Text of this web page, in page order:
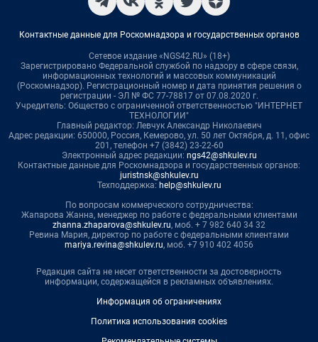
Контактные данные для Роскомнадзора и государственных органов
Сетевое издание «NGS42.RU» (18+)
Зарегистрировано Федеральной службой по надзору в сфере связи,
информационных технологий и массовых коммуникаций
(Роскомнадзор). Регистрационный номер и дата принятия решения о
регистрации - ЭЛ № ФС 77-78817 от 07.08.2020 г.
Учредитель: Общество с ограниченной ответственностью "ИНТЕРНЕТ
ТЕХНОЛОГИИ"
Главный редактор: Левчук Александр Николаевич
Адрес редакции: 650000, Россия, Кемерово, ул. 50 лет Октября, д. 11, офис
201, телефон +7 (3842) 23-22-60
Электронный адрес редакции: ngs42@shkulev.ru
Контактные данные для Роскомнадзора и государственных органов:
juristnsk@shkulev.ru
Техподдержка: help@shkulev.ru
По вопросам коммерческого сотрудничества:
Жапарова Жанна, менеджер по работе с федеральными клиентами
zhanna.zhaparova@shkulev.ru, моб. + 7 982 640 34 32
Ревина Мария, директор по работе с федеральными клиентами
mariya.revina@shkulev.ru, моб. +7 910 402 4056
Редакция сайта не несет ответственности за достоверность
информации, содержащейся в рекламных объявлениях.
Информация об ограничениях
Политика использования cookies